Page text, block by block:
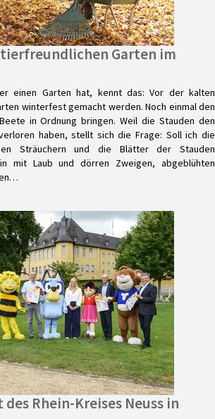
Garten im
einen Garten hat, kennt das: Vor der kalten
winterfest gemacht werden. Noch einmal den
in Ordnung bringen. Weil die Stauden den
haben, stellt sich die Frage: Soll ich die
Sträuchern und die Blätter der Stauden
mit Laub und dörren Zweigen, abgeblühten
Rhein-Kreises Neuss in